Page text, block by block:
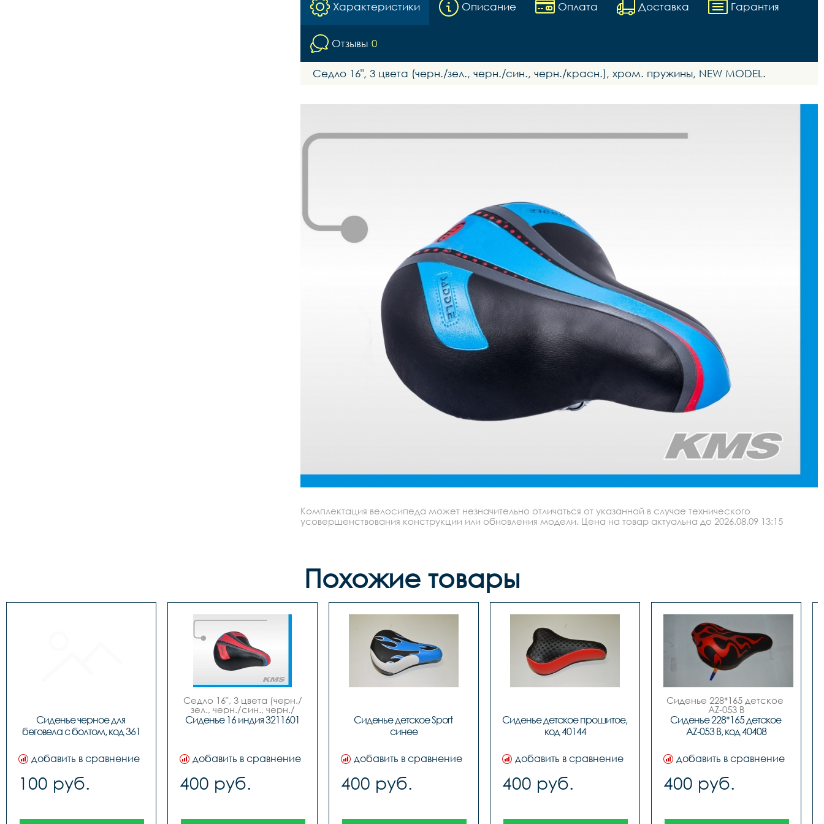
Характеристики Описание Оплата Доставка Гарантия
Отзывы 0
Седло 16", 3 цвета (черн./зел., черн./син., черн./красн.), хром. пружины, NEW MODEL.
Комплектация велосипеда может незначительно отличаться от указанной в случае технического
усовершенствования конструкции или обновления модели. Цена на товар актуальна до 2026.08.09 13:15
Похожие товары
Сиденье черное для
беговела с болтом, код 361
добавить в сравнение
100 руб.
Седло 16", 3 цвета (черн./
зел., черн./син., черн./
красн.), NEW MODEL.
Сиденье 16 индия 3211601
добавить в сравнение
400 руб.
Сиденье детское Sport
синее
добавить в сравнение
400 руб.
Сиденье детское прошитое,
код 40144
добавить в сравнение
400 руб.
Сиденье 228*165 детское
AZ-053 B
код.40408
Сиденье 228*165 детское
AZ-053 B, код 40408
добавить в сравнение
400 руб.